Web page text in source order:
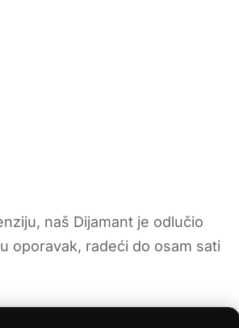
naš Dijamant je odlučio
oporavak, radeći do osam sati